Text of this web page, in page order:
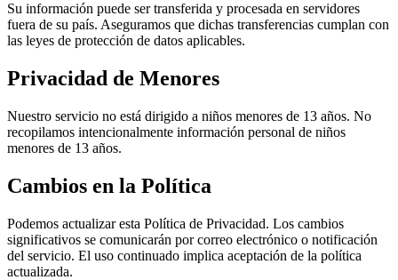
Su información puede ser transferida y procesada en servidores
fuera de su país. Aseguramos que dichas transferencias cumplan con
las leyes de protección de datos aplicables.
Privacidad de Menores
Nuestro servicio no está dirigido a niños menores de 13 años. No
recopilamos intencionalmente información personal de niños
menores de 13 años.
Cambios en la Política
Podemos actualizar esta Política de Privacidad. Los cambios
significativos se comunicarán por correo electrónico o notificación
del servicio. El uso continuado implica aceptación de la política
actualizada.